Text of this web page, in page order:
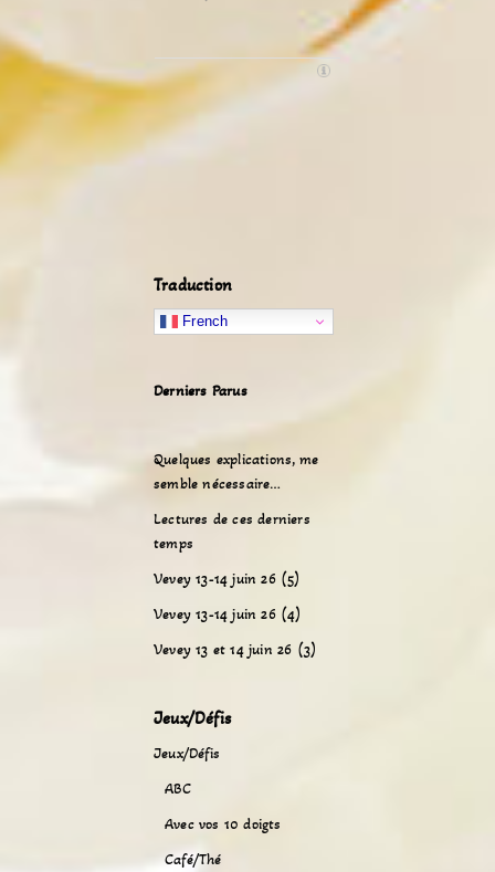
Traduction
French
Derniers Parus
Quelques explications, me
semble nécessaire…
Lectures de ces derniers
temps
Vevey 13-14 juin 26 (5)
Vevey 13-14 juin 26 (4)
Vevey 13 et 14 juin 26 (3)
Jeux/Défis
Jeux/Défis
ABC
Avec vos 10 doigts
Café/Thé